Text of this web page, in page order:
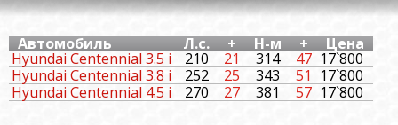
Автомобиль Л.с. + Н-м + Цена
Hyundai Centennial 3.5 i 210 21 314 47 17`800
Hyundai Centennial 3.8 i
252 25 343 51 17`800
Hyundai Centennial 4.5 i
270 27 381 57 17`800